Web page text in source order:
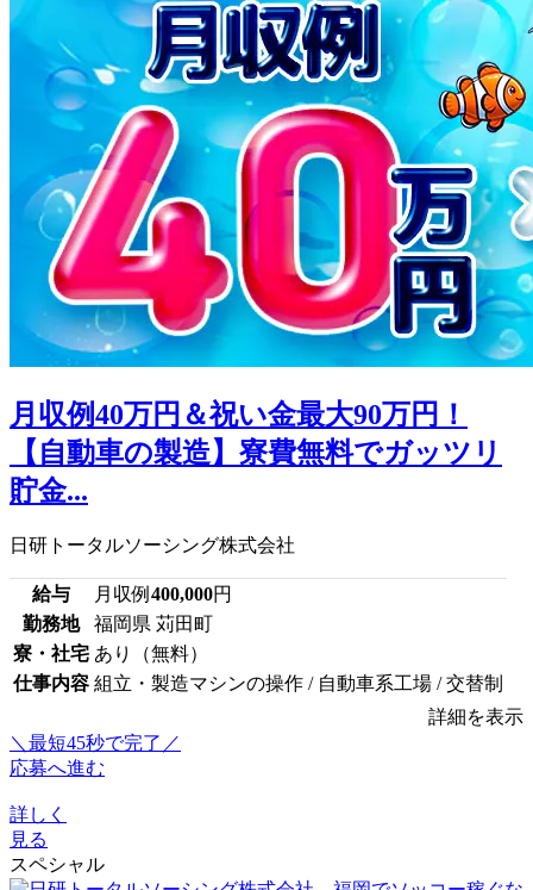
月収例40万円＆祝い金最大90万円！
【自動車の製造】寮費無料でガッツリ
貯金...
日研トータルソーシング株式会社
給与 月収例 400,000円
勤務地
福岡県 苅田町
寮・社宅 あり（無料）
仕事内容 組立・製造マシンの操作 / 自動車系工場 / 交替制
詳細を表示
＼最短45秒で完了／
応募へ進む
詳しく
見る
スペシャル